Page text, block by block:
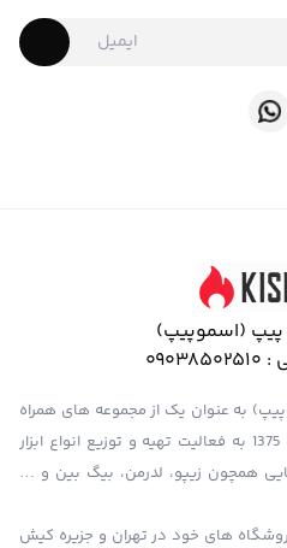
پیپ (اسموپیپ)
:
09038502510
به عنوان یک از مجموعه های همراه
اسموکیش (smokish.ir) که از سال 1375 به فعالیت تهیه و توزیع انواع ابزار
همچون زیپو، لدرمن، بیگ بین و …
های خود در تهران و جزیره کیش